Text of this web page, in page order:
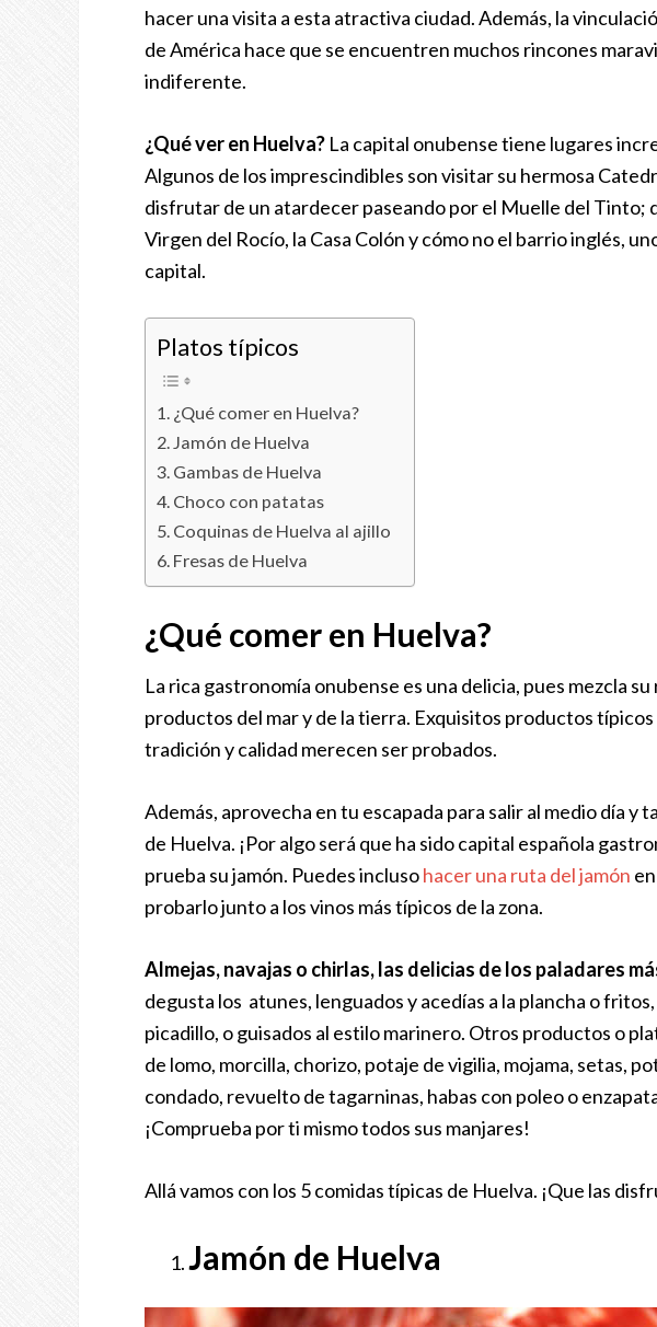
hacer una visita a esta atractiva ciudad. Además, la
de América hace que se encuentren muchos rincones
indiferente.
¿Qué ver en Huelva? La capital onubense tiene lugares
Algunos de los imprescindibles son visitar su hermosa
disfrutar de un atardecer paseando por el Muelle del Tinto;
Virgen del Rocío, la Casa Colón y cómo no el barrio inglés,
capital.
Platos típicos
¿Qué comer en Huelva?
Jamón de Huelva
Gambas de Huelva
Choco con patatas
Coquinas de Huelva al ajillo
Fresas de Huelva
¿Qué comer en Huelva?
La rica gastronomía onubense es una delicia, pues mezcla
productos del mar y de la tierra. Exquisitos productos
tradición y calidad merecen ser probados.
Además, aprovecha en tu escapada para salir al medio día y
de Huelva. ¡Por algo será que ha sido capital española
prueba su jamón. Puedes inclusohacer una ruta del jamón
probarlo junto a los vinos más típicos de la zona.
Almejas, navajas o chirlas, las delicias de los paladares
degusta los atunes, lenguados y acedías a la plancha o
picadillo, o guisados al estilo marinero. Otros productos o
de lomo, morcilla, chorizo, potaje de vigilia, mojama, setas,
condado, revuelto de tagarninas, habas con poleo o
¡Comprueba por ti mismo todos sus manjares!
Allá vamos con los 5 comidas típicas de Huelva. ¡Que las
Jamón de Huelva